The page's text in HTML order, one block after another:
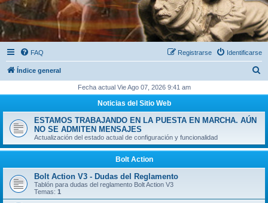
FAQ Identificarse
Registrarse
Índice general
c
Fecha actual Vie Ago 07, 2026 9:41 am
Noticias del Sitio Web
ESTAMOS TRABAJANDO EN LA PUESTA EN MARCHA. AÚN
NO SE ADMITEN MENSAJES
Actualización del estado actual de configuración y funcionalidad
Bolt Action
Bolt Action V3 - Dudas del Reglamento
Tablón para dudas del reglamento Bolt Action V3
Temas: 1